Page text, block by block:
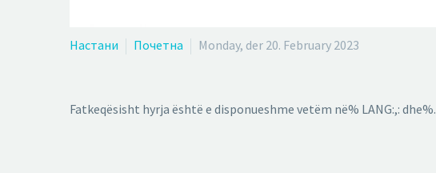
Настани Почетна Monday, der 20. February 2023
Fatkeqësisht hyrja është e disponueshme vetëm në% LANG:,: dhe%.